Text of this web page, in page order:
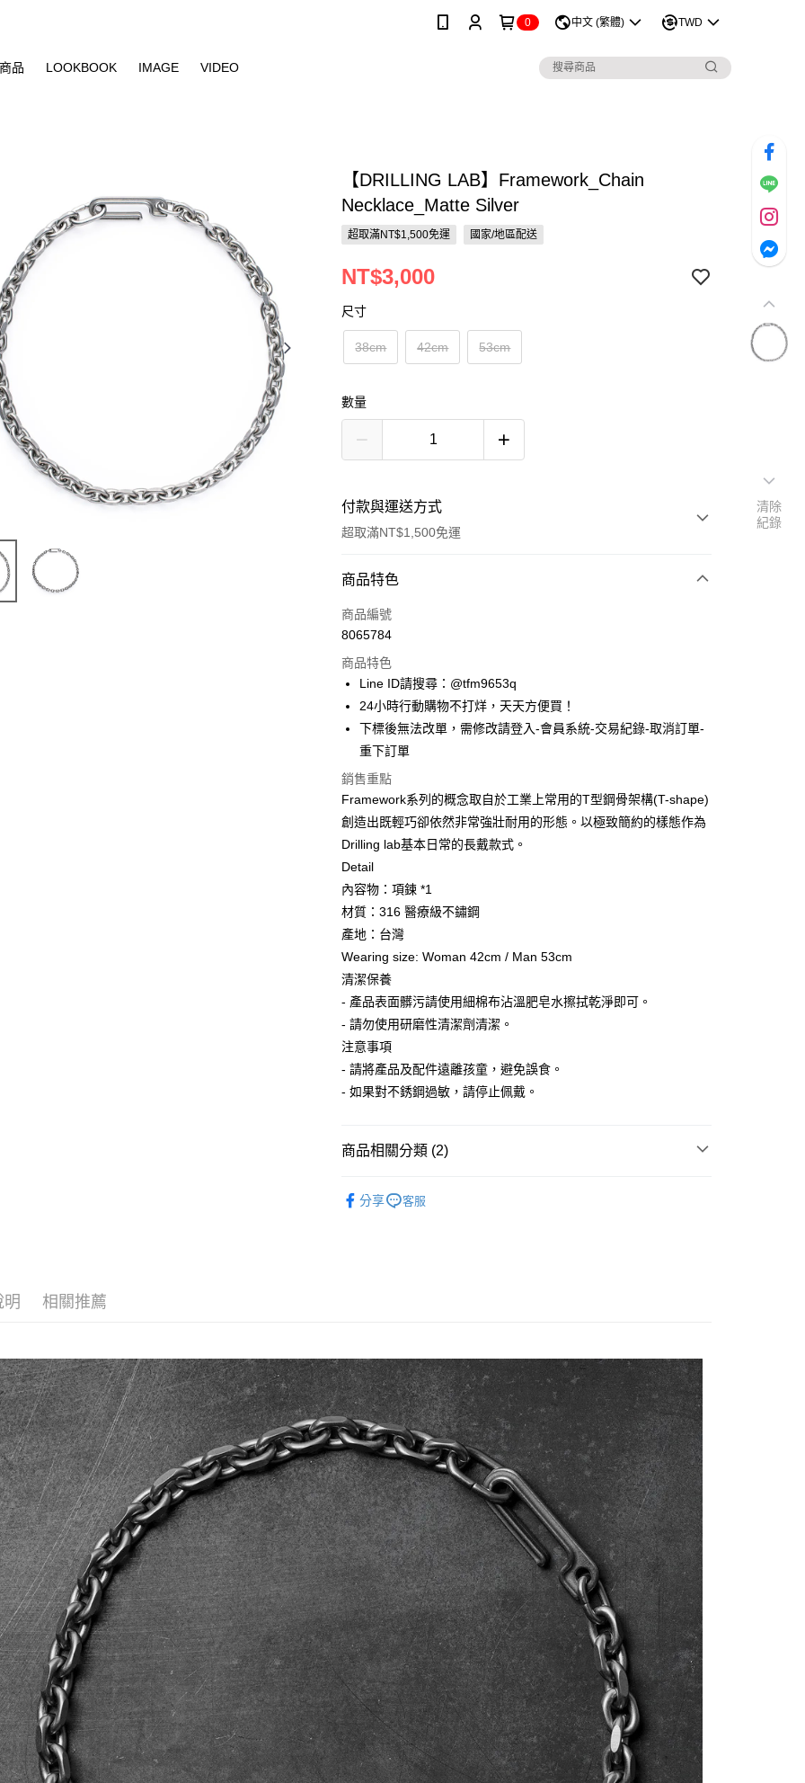
0 中文 (繁體) TWD
品 LOOKBOOK IMAGE VIDEO
【DRILLING LAB】Framework_Chain
Necklace_Matte Silver
超取滿NT$1,500免運 國家/地區配送
NT$3,000
尺寸
38cm 42cm 53cm
數量
付款與運送方式
超取滿NT$1,500免運
付款方式
信用卡一次付款
3 期 0 利率 每期
合作金庫商業銀行
第一商業銀行
華南商業銀行
彰化商業銀行
國泰世華商業銀行
臺灣中小企業銀行
匯豐（台灣）商業銀行
華泰商業銀行
聯邦商業銀行
遠東國際商業銀行
玉山商業銀行
台新國際商業銀行
台灣樂天信用卡公司
超商取貨付款
Apple Pay
街口支付
悠遊付
AFTEE先享後付
相關說明
【關於「AFTEE先享後付」】
AFTEE先享後付是「在收到商品之後才付款」的支付方式。 讓您購物簡單
１．簡單：不需註冊會員、不需綁卡、不需儲值。
２．便利：只要手機號碼，簡訊認證，即可結帳。
３．安心：先確認商品／服務後，再付款。
【「AFTEE先享後付」結帳流程】
１．於結帳方式選擇「AFTEE先享後付」後，將跳轉至「AFTEE先享後
２．訂單成立數日內，您將收到繳費通知簡訊。
３．收到繳費通知簡訊後14天內，點擊此簡訊中的連結，可透過四大超商
先享後付繳納相關費用。
付客戶支援中心」
任。
４．使用「AFTEE先享後付」時，將依據個別帳號之用戶狀況，依本公司
即時審查核予不同之上限額度；若仍有額度不足之情形，本公司將視審查
結果請求用戶進行身份認證。
５．嚴禁一人註冊多個帳號或使用他人資訊註冊。若發現惡意使用之情
形，恩沛科技股份有限公司將有權停止該用戶之使用額度並採取法律行
動。
ATM付款
運送方式
全家取貨付款
每筆NT$60，滿NT$1,500(含以上)免運費
7-11取貨付款
每筆NT$60，滿NT$1,500(含以上)免運費
每筆NT$100，滿NT$2,000(含以上)免運費
順豐宅配
商品特色
商品編號
8065784
商品特色
Line ID請搜尋：@tfm9653q
24小時行動購物不打烊，天天方便買！
下標後無法改單，需修改請登入-會員系統-交易紀錄-取消訂單-
重下訂單
銷售重點
Framework系列的概念取自於工業上常用的T型鋼骨架構(T-shape)
創造出既輕巧卻依然非常強壯耐用的形態。以極致簡約的樣態作為
Drilling lab基本日常的長戴款式。
Detail
內容物：項鍊 *1
材質：316 醫療級不鏽鋼
產地：台灣
Wearing size: Woman 42cm / Man 53cm
清潔保養
- 產品表面髒污請使用細棉布沾溫肥皂水擦拭乾淨即可。
- 請勿使用研磨性清潔劑清潔。
注意事項
- 請將產品及配件遠離孩童，避免誤食。
- 如果對不銹鋼過敏，請停止佩戴。
商品相關分類 (2)
分享 客服
明 相關推薦
清除
紀錄